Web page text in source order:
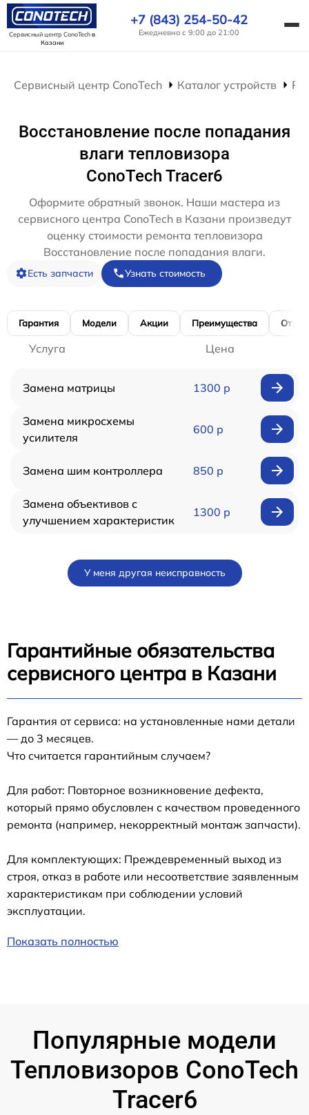
Сервисный центр ConoTechв
Казани
+7 (843) 254-50-42
Ежедневно с 9:00 до 21:00
Сервисный центр ConoTech Каталог устройств
Восстановление после попадания
влаги тепловизора
ConoTech Tracer6
Оформите обратный звонок. Наши мастера из
сервисного центра ConoTech в Казани произведут
оценку стоимости ремонта тепловизора
Восстановление после попадания влаги.
Есть запчасти Узнать стоимость
Гарантия Модели Акции Преимущества
Услуга Цена
Замена матрицы 1300 р
Замена микросхемы
усилителя
600 р
Замена шим контроллера 850 р
Замена объективов с
улучшением характеристик
1300 р
У меня другая неисправность
Гарантийные обязательства
сервисного центра в Казани
Гарантия от сервиса: на установленные нами детали
— до 3 месяцев.
Что считается гарантийным случаем?
Для работ: Повторное возникновение дефекта,
который прямо обусловлен с качеством проведенного
ремонта (например, некорректный монтаж запчасти).
Для комплектующих: Преждевременный выход из
строя, отказ в работе или несоответствие заявленным
характеристикам при соблюдении условий
эксплуатации.
Показать полностью
Популярные модели
Тепловизоров ConoTech
Tracer6